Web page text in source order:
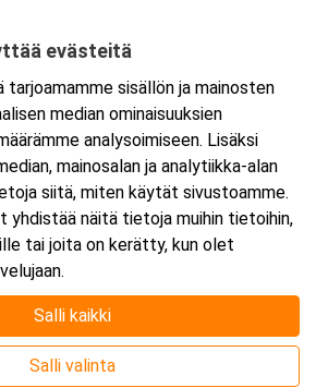
15:30
kalenteriisi
evästeitä
sisällön ja mainosten
median ominaisuuksien
analysoimiseen. Lisäksi
mainosalan ja analytiikka-alan
siitä, miten käytät sivustoamme.
yhdistää näitä tietoja muihin tietoihin,
tai joita on kerätty, kun olet
Salli kaikki
Salli valinta